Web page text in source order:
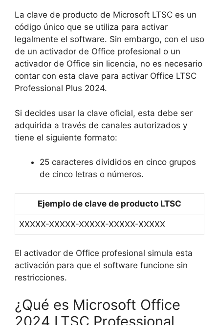
La clave de producto de Microsoft LTSC es un
código único que se utiliza para activar
legalmente el software. Sin embargo, con el uso
de un activador de Office profesional o un
activador de Office sin licencia, no es necesario
contar con esta clave para activar Office LTSC
Professional Plus 2024.
Si decides usar la clave oficial, esta debe ser
adquirida a través de canales autorizados y
tiene el siguiente formato:
25 caracteres divididos en cinco grupos
de cinco letras o números.
Ejemplo de clave de producto LTSC
XXXXX-XXXXX-XXXXX-XXXXX-XXXXX
El activador de Office profesional simula esta
activación para que el software funcione sin
restricciones.
¿Qué es Microsoft Office
2024 LTSC Professional